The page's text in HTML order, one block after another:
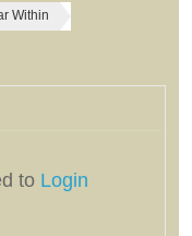
Within
to Login